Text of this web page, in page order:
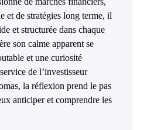
et de stratégies long terme, il
et structurée dans chaque
son calme apparent se
et une curiosité
de l’investisseur
la réflexion prend le pas
anticiper et comprendre les